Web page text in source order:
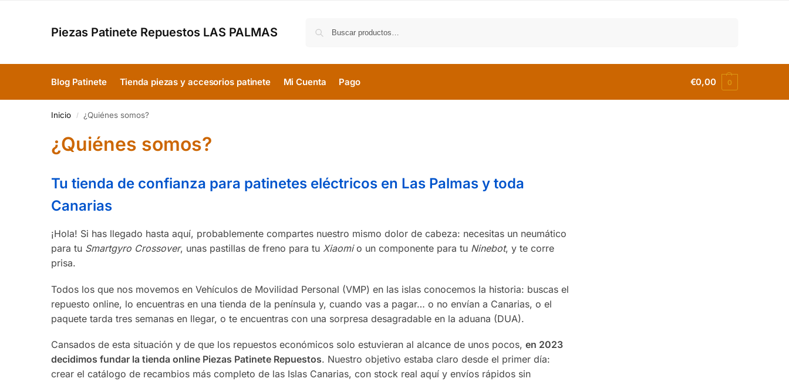
Piezas Patinete Repuestos LAS PALMAS
Blog Patinete Tienda piezas y accesorios patinete Mi Cuenta Pago €0,00 0
Inicio / ¿Quiénes somos?
¿Quiénes somos?
Tu tienda de confianza para patinetes eléctricos en Las Palmas y toda
Canarias
¡Hola! Si has llegado hasta aquí, probablemente compartes nuestro mismo dolor de cabeza: necesitas un neumático
para tu Smartgyro Crossover, unas pastillas de freno para tu Xiaomio un componente para tu Ninebot, y te corre
prisa.
Todos los que nos movemos en Vehículos de Movilidad Personal (VMP) en las islas conocemos la historia: buscas el
repuesto online, lo encuentras en una tienda de la península y, cuando vas a pagar… o no envían a Canarias, o el
paquete tarda tres semanas en llegar, o te encuentras con una sorpresa desagradable en la aduana (DUA).
Cansados de esta situación y de que los repuestos económicos solo estuvieran al alcance de unos pocos, en 2023
decidimos fundar la tienda online Piezas Patinete Repuestos. Nuestro objetivo estaba claro desde el primer día:
crear el catálogo de recambios más completo de las Islas Canarias, con stock real aquí y envíos rápidos sin